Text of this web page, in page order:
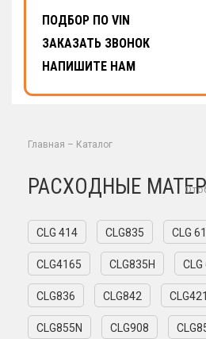
ПОДБОР ПО VIN
ЗАКАЗАТЬ ЗВОНОК
НАПИШИТЕ НАМ
Главная – Каталог
РАСХОДНЫЕ
CLG 414 CLG835 CLG
CLG4165 CLG835H CLG
CLG836 CLG842
CLG855N CLG908